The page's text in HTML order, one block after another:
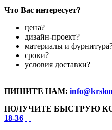
Что Вас интересует?
цена?
дизайн-проект?
материалы и
сроки?
условия доставки?
ПИШИТЕ НАМ:
ПОЛУЧИТЕ БЫСТРУЮ
18-36